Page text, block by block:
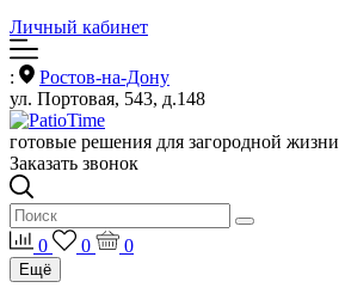
Личный кабинет
:
Ростов-на-Дону
ул. Портовая, 543, д.148
готовые решения для загородной жизни
Заказать звонок
0 0 0
Ещё